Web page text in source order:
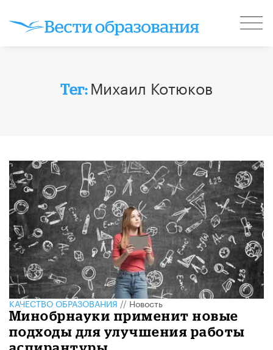
Тег: Михаил Котюков
КАЧЕСТВО ОБРАЗОВАНИЯ//Новость
Минобрнауки применит новые
подходы для улучшения работы